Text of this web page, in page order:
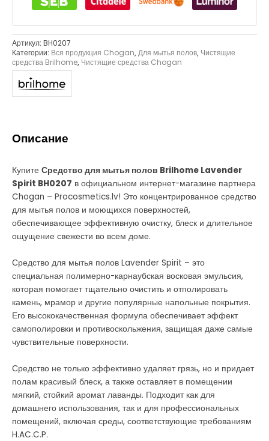
Артикул: BH0207
Категории: Вся продукция Chogan,Для мытья полов, Чистящие
средства Brilhome, Чистящие средства Chogan
Описание
Купите Средство для мытья полов Brilhome Lavender
Spirit BH0207 в официальном интернет-магазине партнера
Chogan – Procosmetics.lv! Это концентрированное средство
для мытья полов и моющихся поверхностей,
обеспечивающее эффективную очистку, блеск и длительное
ощущение свежести во всем доме.
Средство для мытья полов Lavender Spirit – это
специальная полимерно-карнаубская восковая эмульсия,
которая помогает тщательно очистить и отполировать
камень, мрамор и другие популярные напольные покрытия.
Его высококачественная формула обеспечивает эффект
самополировки и противоскольжения, защищая даже самые
чувствительные поверхности.
Средство не только эффективно удаляет грязь, но и придает
полам красивый блеск, а также оставляет в помещении
мягкий, стойкий аромат лаванды. Подходит как для
домашнего использования, так и для профессиональных
помещений, включая среды, соответствующие требованиям
H.AC.C.P.